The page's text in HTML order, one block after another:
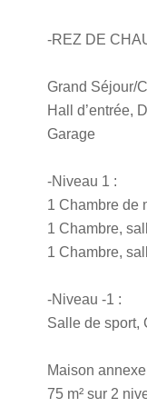
-REZ DE
Grand Séjour/
Hall d’entrée,
Garage
-Niveau 1 :
1 Chambre de
1 Chambre,
1 Chambre,
-Niveau -1 :
Salle de sport,
Maison annexe
75 m² sur 2